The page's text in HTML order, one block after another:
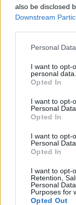
also be disclosed
Downstream
Please note that
not limited to your
grant or deny
use your data for
consent section.
Personal
I want to opt-
personal data.
Opted In
I want to opt-
Personal Data.
Opted In
I want to opt-
Personal
Opted In
I want to opt-
Retention,
Personal
Purposes for
Opted Out
Csak egy
a pénzügyi
PÉNZÜGY 3
Trump
fegyverhiány
HÍREK 4 órája